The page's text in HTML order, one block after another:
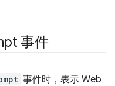
事件
事件时，表示 Web